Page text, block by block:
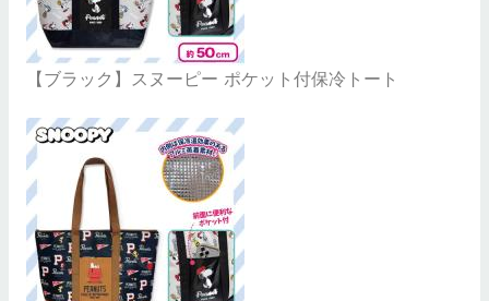
【ブラック】スヌーピー ポケット付保冷トート